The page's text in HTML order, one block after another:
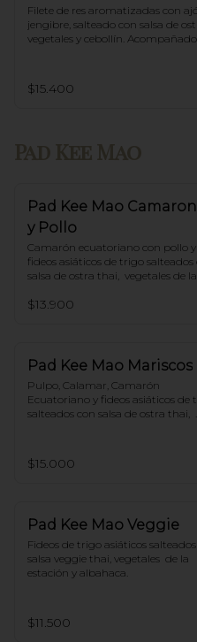
Filete de res aromatizadas con
jengibre, salteado con salsa de
vegetales y cebollín.
$15.400
Pad Kee Mao
y Pollo
Camarón ecuatoriano con pollo y
fideos asiáticos de trigo salteados
salsa de ostra thai,  vegetales de la
$13.900
Pad Kee Mao Mariscos
Pulpo, Calamar, Camarón
Ecuatoriano y fideos asiáticos de
salteados con salsa de ostra thai,
$15.000
Pad Kee Mao Veggie
Fideos de trigo asiáticos
salsa veggie thai, vegetales  de la
estación y albahaca.
$11.500